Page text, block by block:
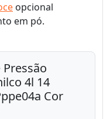
opcional
em pó.
Pressão
4l 14
Cor